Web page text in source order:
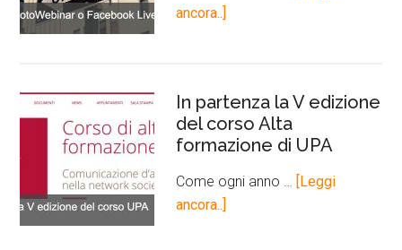
ancora..]
In partenza la V edizione
del corso Alta
formazione di UPA
Come ogni anno …
[Leggi
ancora..]